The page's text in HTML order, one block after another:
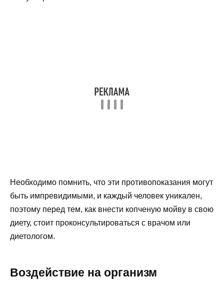
Необходимо помнить, что эти противопоказания могут
быть импревидимыми, и каждый человек уникален,
поэтому перед тем, как внести копченую мойву в свою
диету, стоит проконсультироваться с врачом или
диетологом.
Воздействие на организм